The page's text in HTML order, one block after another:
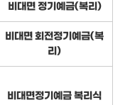
비대면 정기예금(복리)
비대면 회전정기예금(복
리)
비대면정기예금 복리식